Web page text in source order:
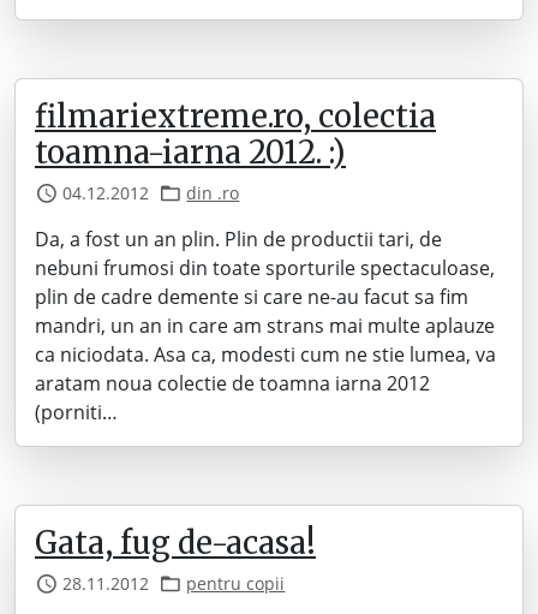
filmariextreme.ro, colectia
toamna-iarna 2012. :)
04.12.2012 din .ro
Da, a fost un an plin. Plin de productii tari, de
nebuni frumosi din toate sporturile spectaculoase,
plin de cadre demente si care ne-au facut sa fim
mandri, un an in care am strans mai multe aplauze
ca niciodata. Asa ca, modesti cum ne stie lumea, va
aratam noua colectie de toamna iarna 2012
(porniti…
Gata, fug de-acasa!
28.11.2012 pentru copii